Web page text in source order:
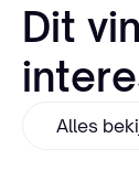
Dit
Alles